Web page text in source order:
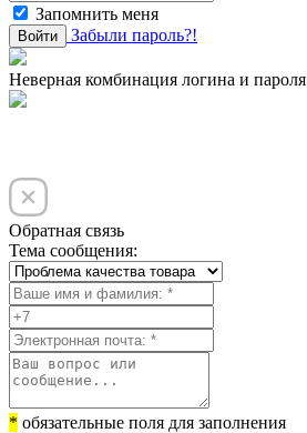
Запомнить меня
Войти Забыли пароль?!
Неверная комбинация логина и пароля
Обратная связь
Тема сообщения:
* обязательные поля для заполнения